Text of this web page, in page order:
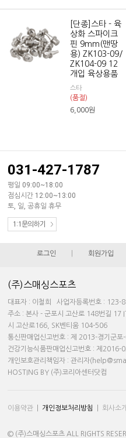
[단종]스타 - 육
상화 스파이크
핀 9mm(맨땅
용) ZK103-09/
ZK104-09 12
개입 육상용품
스타
(품절)
6,000원
031-427-1787
평일 09:00~18:00
점심시간 12:00~13:00
토, 일, 공휴일 휴무
1:1문의하기
로그인 회원가입
(주)스매싱스포츠
대표자 : 이철희 사업자등록번호 : 123-
주소 : 본사 - 군포시 고산로 148번길
시 고산로166, SK벤티움 104-506
통신판매업신고번호 : 제 2013-경기군
건강기능식품판매업신고번호 : 제2016-
개인보호관리책임자 : 관리자
HOSTING BY (주)코리아센터닷컴
이용약관 개인정보처리방침 회사소개
© (주)스매싱스포츠 ALL RIGHTS